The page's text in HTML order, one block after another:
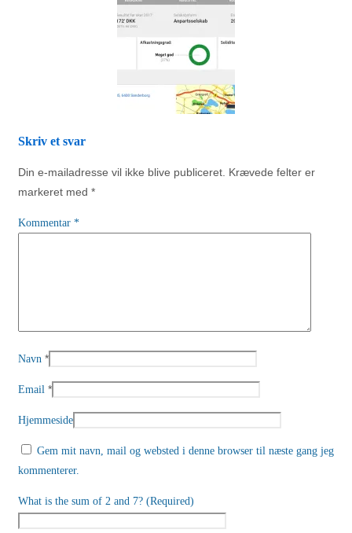
Skriv et svar
Din e-mailadresse vil ikke blive publiceret. Krævede felter er
markeret med *
Kommentar *
Navn *
Email *
Hjemmeside
Gem mit navn, mail og websted i denne browser til næste gang jeg
kommenterer.
What is the sum of 2 and 7? (Required)